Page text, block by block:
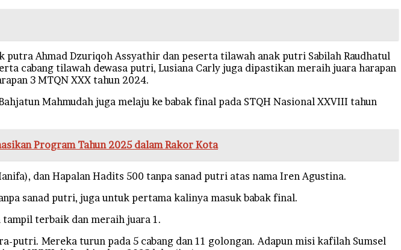
Ahmad Dzuriqoh Assyathir dan peserta tilawah anak putri Sabilah Raudhatul
cabang tilawah dewasa putri, Lusiana Carly juga dipastikan meraih juara harapan
3 MTQN XXX tahun 2024.
Mahmudah juga melaju ke babak final pada STQH Nasional XXVIII tahun
Program Tahun 2025 dalam Rakor Kota
dan Hapalan Hadits 500 tanpa sanad putri atas nama Iren Agustina.
sanad putri, juga untuk pertama kalinya masuk babak final.
terbaik dan meraih juara 1.
putri. Mereka turun pada 5 cabang dan 11 golongan. Adapun misi kafilah Sumsel